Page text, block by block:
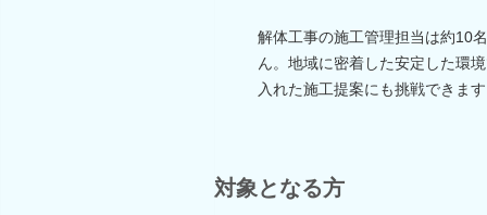
解体工事の施工管理担当は約10
ん。地域に密着した安定した環
入れた施工提案にも挑戦できま
対象となる方